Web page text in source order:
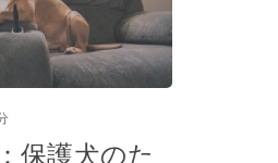
保護犬のた